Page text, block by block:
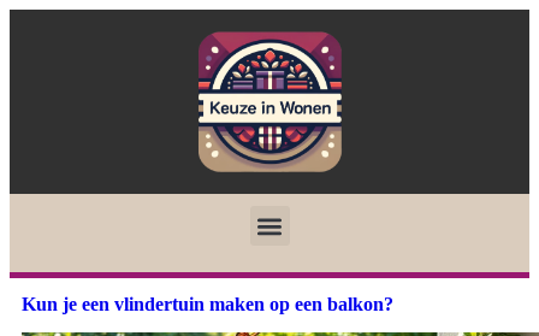
Kun je een vlindertuin maken op een balkon?